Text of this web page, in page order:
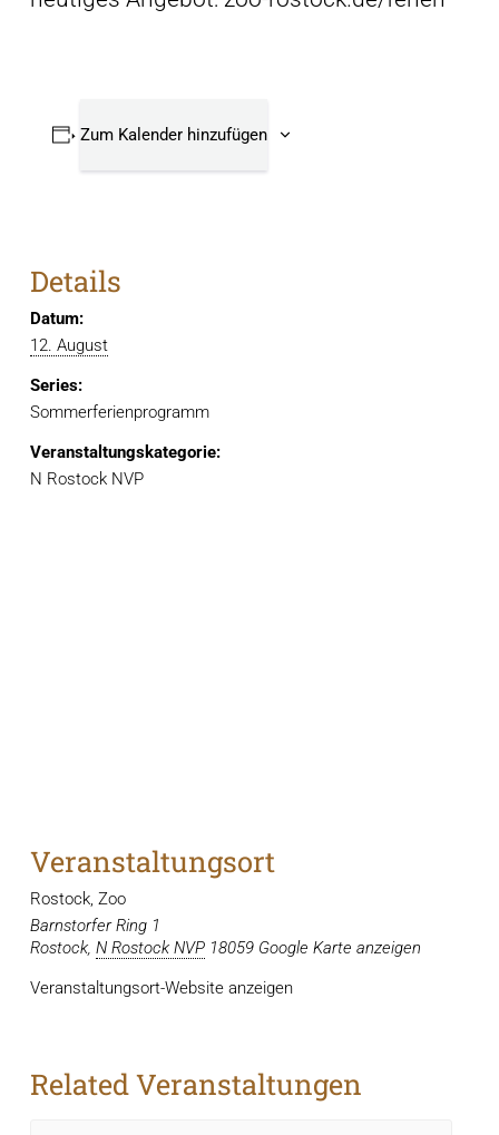
Zum Kalender hinzufügen
Details
Datum:
12. August
Series:
Sommerferienprogramm
Veranstaltungskategorie:
N Rostock NVP
Veranstaltungsort
Rostock, Zoo
Barnstorfer Ring 1
Rostock, N Rostock NVP 18059 Google Karte anzeigen
Veranstaltungsort-Website anzeigen
Related Veranstaltungen